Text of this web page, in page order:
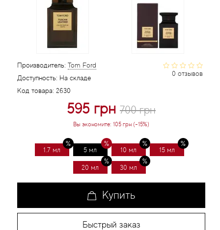
0 отзывов
Производитель: Tom Ford
Доступность: На складе
Код товара: 2630
595 грн 700 грн
Вы экономите: 105 грн (-15%)
1.7 мл 5 мл 10 мл 15 мл
20 мл 30 мл
Купить
Быстрый заказ